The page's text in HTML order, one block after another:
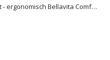
Elektrische badlift - ergonomisch Bellavita Comfort 2G